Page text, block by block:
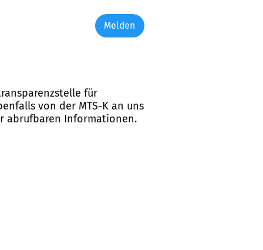
Melden
für
von der MTS-K an uns
abrufbaren Informationen.